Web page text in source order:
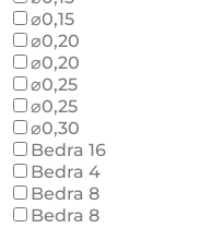
⌀0,15
⌀0,20
⌀0,20
⌀0,25
⌀0,25
⌀0,30
Bedra 16
Bedra 4
Bedra 8
Bedra 8